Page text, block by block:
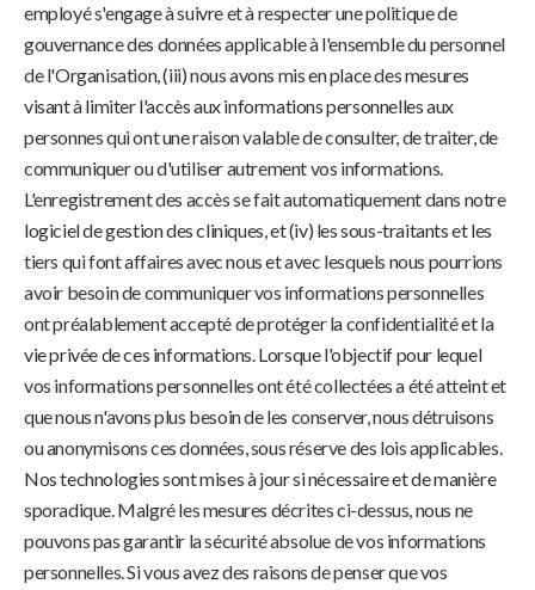
employé s'engage à suivre et à respecter une politique de
gouvernance des données applicable à l'ensemble du personnel
de l'Organisation, (iii) nous avons mis en place des mesures
visant à limiter l'accès aux informations personnelles aux
personnes qui ont une raison valable de consulter, de traiter, de
communiquer ou d'utiliser autrement vos informations.
L'enregistrement des accès se fait automatiquement dans notre
logiciel de gestion des cliniques, et (iv) les sous-traitants et les
tiers qui font affaires avec nous et avec lesquels nous pourrions
avoir besoin de communiquer vos informations personnelles
ont préalablement accepté de protéger la confidentialité et la
vie privée de ces informations. Lorsque l'objectif pour lequel
vos informations personnelles ont été collectées a été atteint et
que nous n'avons plus besoin de les conserver, nous détruisons
ou anonymisons ces données, sous réserve des lois applicables.
Nos technologies sont mises à jour si nécessaire et de manière
sporadique. Malgré les mesures décrites ci-dessus, nous ne
pouvons pas garantir la sécurité absolue de vos informations
personnelles. Si vous avez des raisons de penser que vos